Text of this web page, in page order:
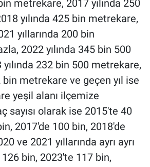
metrekare, 2017 yılında 250
yılında 425 bin metrekare,
yıllarında 200 bin
2022 yılında 345 bin 500
232 bin 500 metrekare,
bin metrekare ve geçen yıl ise
yeşil alanı ilçemize
sayısı olarak ise 2015'te 40
2017'de 100 bin, 2018'de
ve 2021 yıllarında ayrı ayrı
bin, 2023'te 117 bin,